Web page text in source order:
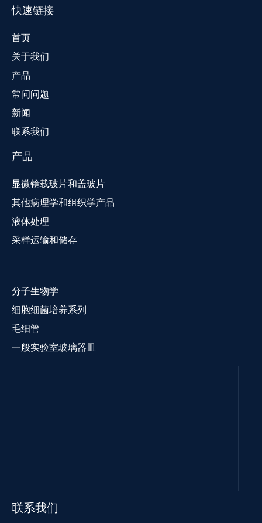
快速链接
首页
关于我们
产品
常问问题
新闻
联系我们
产品
显微镜载玻片和盖玻片
其他病理学和组织学产品
液体处理
采样运输和储存
分子生物学
细胞细菌培养系列
毛细管
一般实验室玻璃器皿
联系我们